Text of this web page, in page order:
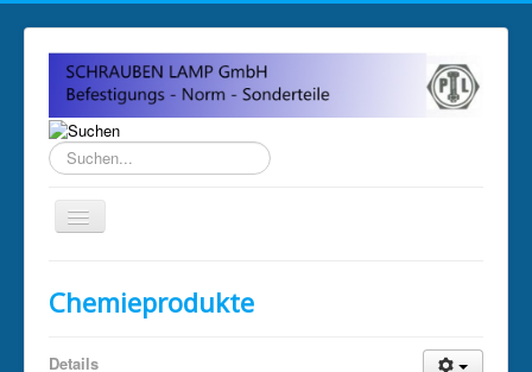
Suchen...
Über uns
Impressum
Chemieprodukte
Details